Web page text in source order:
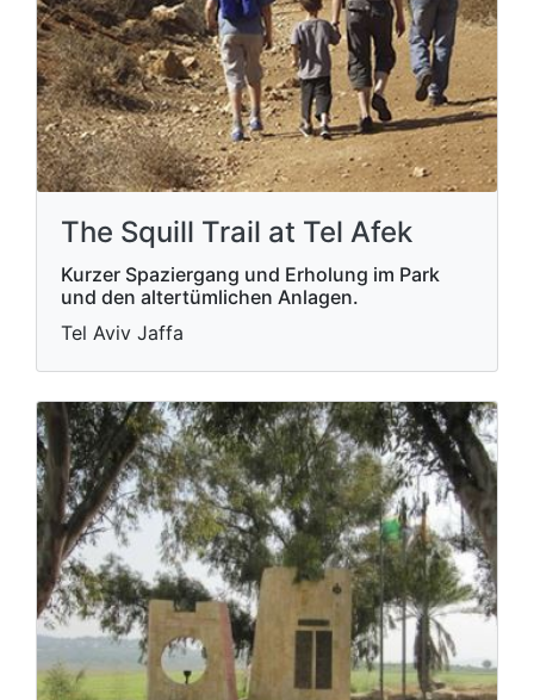
The Squill Trail at Tel Afek
Kurzer Spaziergang und Erholung im Park
und den altertümlichen Anlagen.
Tel Aviv Jaffa